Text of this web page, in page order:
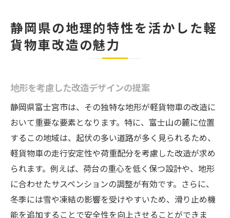
静岡県の地理的特性を活かした軽
貨物車改造の魅力
地形を考慮した改造デザインの提案
静岡県富士宮市は、その独特な地形が軽貨物車の改造に
おいて重要な要素となります。特に、富士山の麓に位置
するこの地域は、起伏の多い道路が多く見られるため、
軽貨物車の走行安定性や荷重配分を考慮した改造が求め
られます。例えば、荷台の重心を低く保つ設計や、地形
に合わせたサスペンションの調整が有効です。さらに、
冬季には雪や凍結の影響を受けやすいため、滑り止め機
能を追加することで安全性を向上させることができま